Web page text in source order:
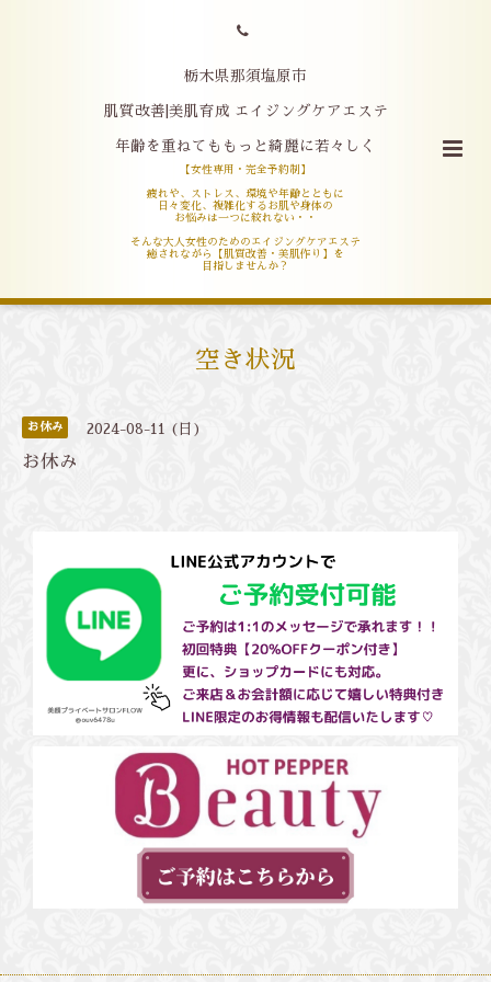
栃木県那須塩原市
肌質改善|美肌育成 エイジングケアエステ
年齢を重ねてももっと綺麗に若々しく
【女性専用・完全予約制】
疲れや、ストレス、環境や年齢とともに
日々変化、複雑化するお肌や身体の
お悩みは一つに絞れない・・
そんな大人女性のためのエイジングケアエステ
癒されながら【肌質改善・美肌作り】を
目指しませんか？
空き状況
お休み 2024-08-11 (日)
お休み